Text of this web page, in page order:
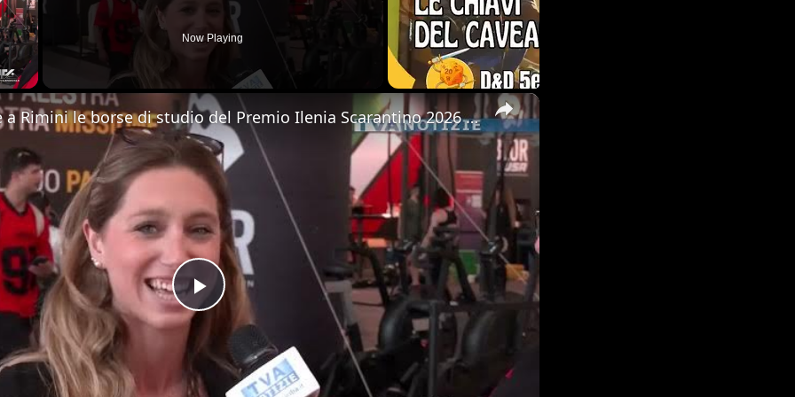
Now Playing
×
Play
Video
Consegnate a Rimini le borse di studio del Premio Ilenia Scarantino 2026 organizzato dal Gruppo Sici